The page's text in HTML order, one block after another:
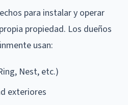
para instalar y operar
propiedad. Los dueños
usan:
Nest, etc.)
exteriores